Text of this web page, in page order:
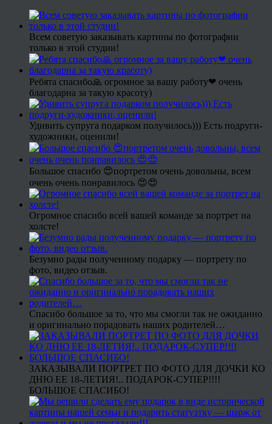
Всем советую заказывать картины по фотографии
только в этой студии!
Ребята спасибо🙏 огромное за вашу работу❤ очень
благодарна за такую красоту)
Удивить супруга подарком получилось))) Есть подруги-
художники, оценили!
Большое спасибо 😍портретом очень довольны, всем
очень очень понравилось 😍😍
Огромное спасибо всей вашей команде за портрет на
холсте!
Безумно рады полученному подарку — портрету по
фото, видео отзыв.
Спасибо большое за то, что мы смогли так не ожиданно
и оригинально порадовать наших родителей…
ЗАКАЗЫВАЛИ ПОРТРЕТ ПО ФОТО ДЛЯ ДОЧКИ КО
ДНЮ ЕЕ 18-ЛЕТИЯ!.. ПОДАРОК-СУПЕР!!!!
БОЛЬШОЕ СПАСИБО!